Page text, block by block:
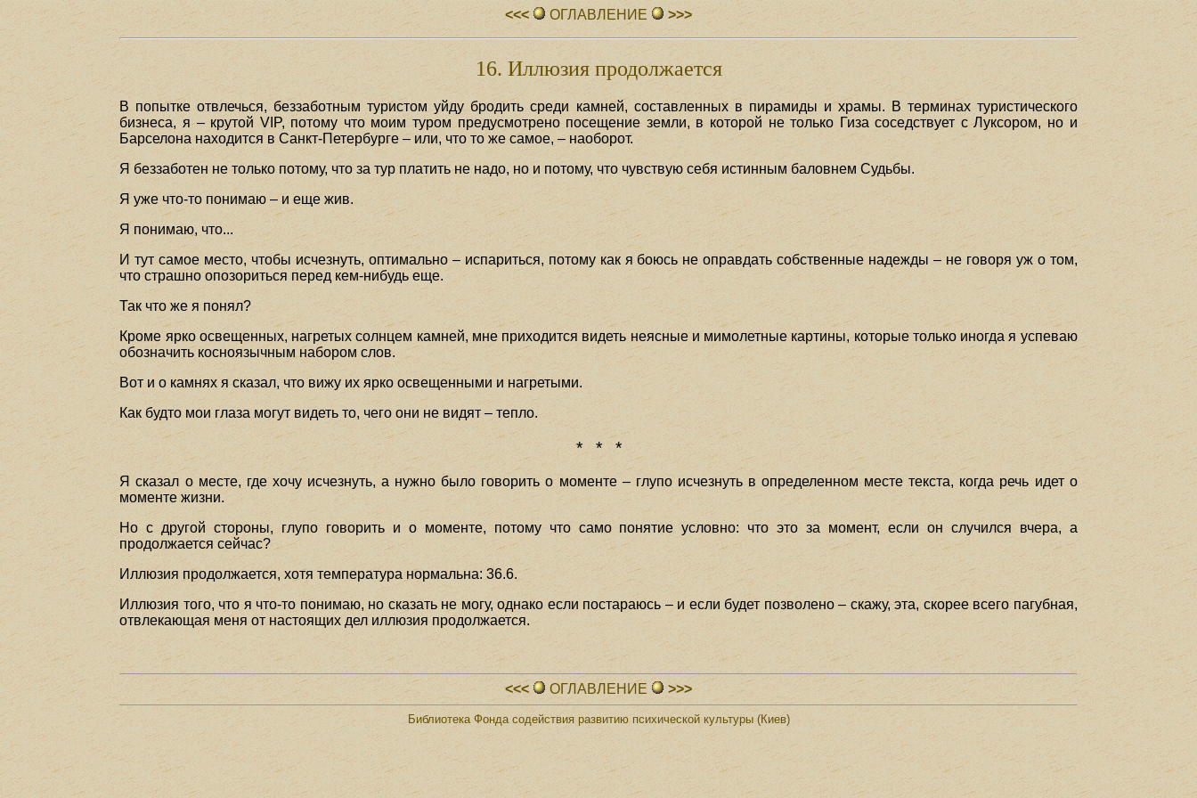
<<< ОГЛАВЛЕHИЕ >>>
16. Иллюзия продолжается
В попытке отвлечься, беззаботным туристом уйду бродить среди камней, составленных в пирамиды и храмы. В терминах туристического
бизнеса, я – крутой VIP, потому что моим туром предусмотрено посещение земли, в которой не только Гиза соседствует с Луксором, но и
Барселона находится в Санкт-Петербурге – или, что то же самое, – наоборот.
Я беззаботен не только потому, что за тур платить не надо, но и потому, что чувствую себя истинным баловнем Судьбы.
Я уже что-то понимаю – и еще жив.
Я понимаю, что...
И тут самое место, чтобы исчезнуть, оптимально – испариться, потому как я боюсь не оправдать собственные надежды – не говоря уж о том,
что страшно опозориться перед кем-нибудь еще.
Так что же я понял?
Кроме ярко освещенных, нагретых солнцем камней, мне приходится видеть неясные и мимолетные картины, которые только иногда я успеваю
обозначить косноязычным набором слов.
Вот и о камнях я сказал, что вижу их ярко освещенными и нагретыми.
Как будто мои глаза могут видеть то, чего они не видят – тепло.
* * *
Я сказал о месте, где хочу исчезнуть, а нужно было говорить о моменте – глупо исчезнуть в определенном месте текста, когда речь идет о
моменте жизни.
Но с другой стороны, глупо говорить и о моменте, потому что само понятие условно: что это за момент, если он случился вчера, а
продолжается сейчас?
Иллюзия продолжается, хотя температура нормальна: 36.6.
Иллюзия того, что я что-то понимаю, но сказать не могу, однако если постараюсь – и если будет позволено – скажу, эта, скорее всего пагубная,
отвлекающая меня от настоящих дел иллюзия продолжается.
<<< ОГЛАВЛЕHИЕ >>>
Библиотека Фонда содействия развитию психической культуры (Киев)